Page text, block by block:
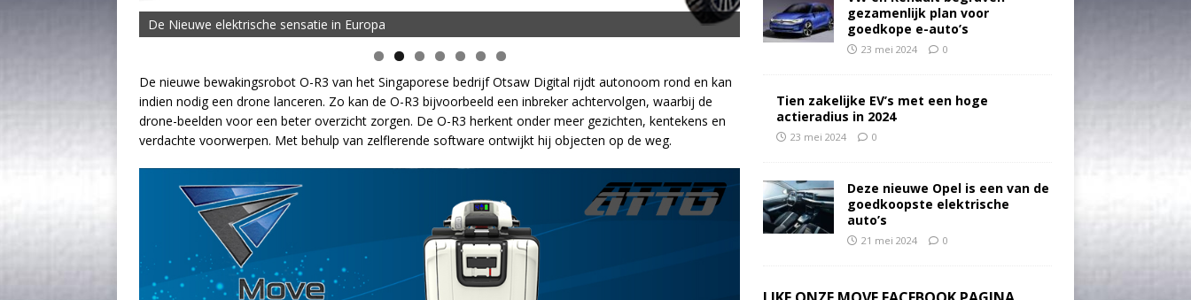
De Nieuwe elektrische sensatie in Europa
De MOVE Vigorous 1500 Highline | 45 km Topsnelheid en 50 km Actieradius
De nieuwe bewakingsrobot O-R3 van het Singaporese bedrijf Otsaw Digital rijdt autonoom rond en kan
indien nodig een drone lanceren. Zo kan de O-R3 bijvoorbeeld een inbreker achtervolgen, waarbij de
drone-beelden voor een beter overzicht zorgen. De O-R3 herkent onder meer gezichten, kentekens en
verdachte voorwerpen. Met behulp van zelflerende software ontwijkt hij objecten op de weg.
gezamenlijk plan voor
goedkope e-auto’s
23 mei 2024 0
Tien zakelijke EV’s met een hoge
actieradius in 2024
23 mei 2024 0
Deze nieuwe Opel is een van de
goedkoopste elektrische
auto’s
21 mei 2024 0